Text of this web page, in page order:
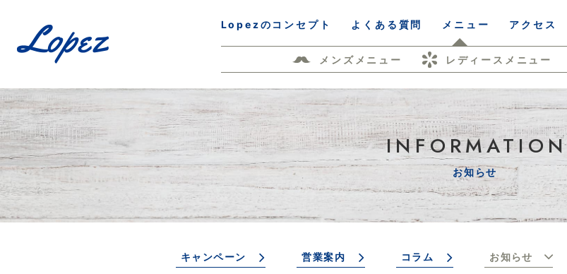
Lopezのコンセプト よくある質問 メニュー
メンズメニュー レディースメニュー
アクセス
INFORMATION
お知らせ
キャンペーン 営業案内 コラム お知らせ